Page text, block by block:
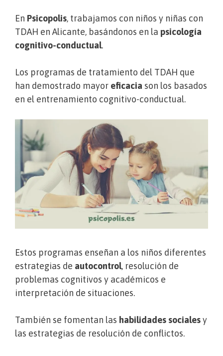
En Psicopolis, trabajamos con niños y niñas con
TDAH en Alicante, basándonos en la psicología
cognitivo-conductual.
Los programas de tratamiento del TDAH que
han demostrado mayor eficacia son los basados
en el entrenamiento cognitivo-conductual.
Estos programas enseñan a los niños diferentes
estrategias de autocontrol, resolución de
problemas cognitivos y académicos e
interpretación de situaciones.
También se fomentan las habilidades socialesy
las estrategias de resolución de conflictos.